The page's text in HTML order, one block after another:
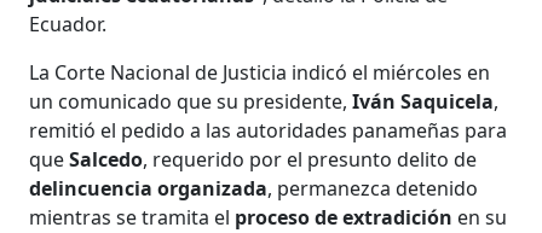
Ecuador.
La Corte Nacional de Justicia indicó el miércoles en
un comunicado que su presidente,Iván Saquicela,
remitió el pedido a las autoridades panameñas para
queSalcedo, requerido por el presunto delito de
delincuencia organizada, permanezca detenido
mientras se tramita el proceso de extradición en su